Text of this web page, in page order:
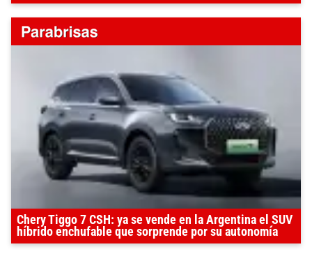
Chery Tiggo 7 CSH: ya se vende en la Argentina el SUV
híbrido enchufable que sorprende por su autonomía